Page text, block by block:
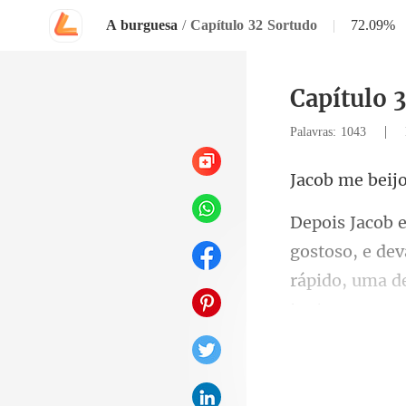
A burguesa / Capítulo 32 Sortudo | 72.09%
Capítulo
Palavras: 1043 |
rápido, uma